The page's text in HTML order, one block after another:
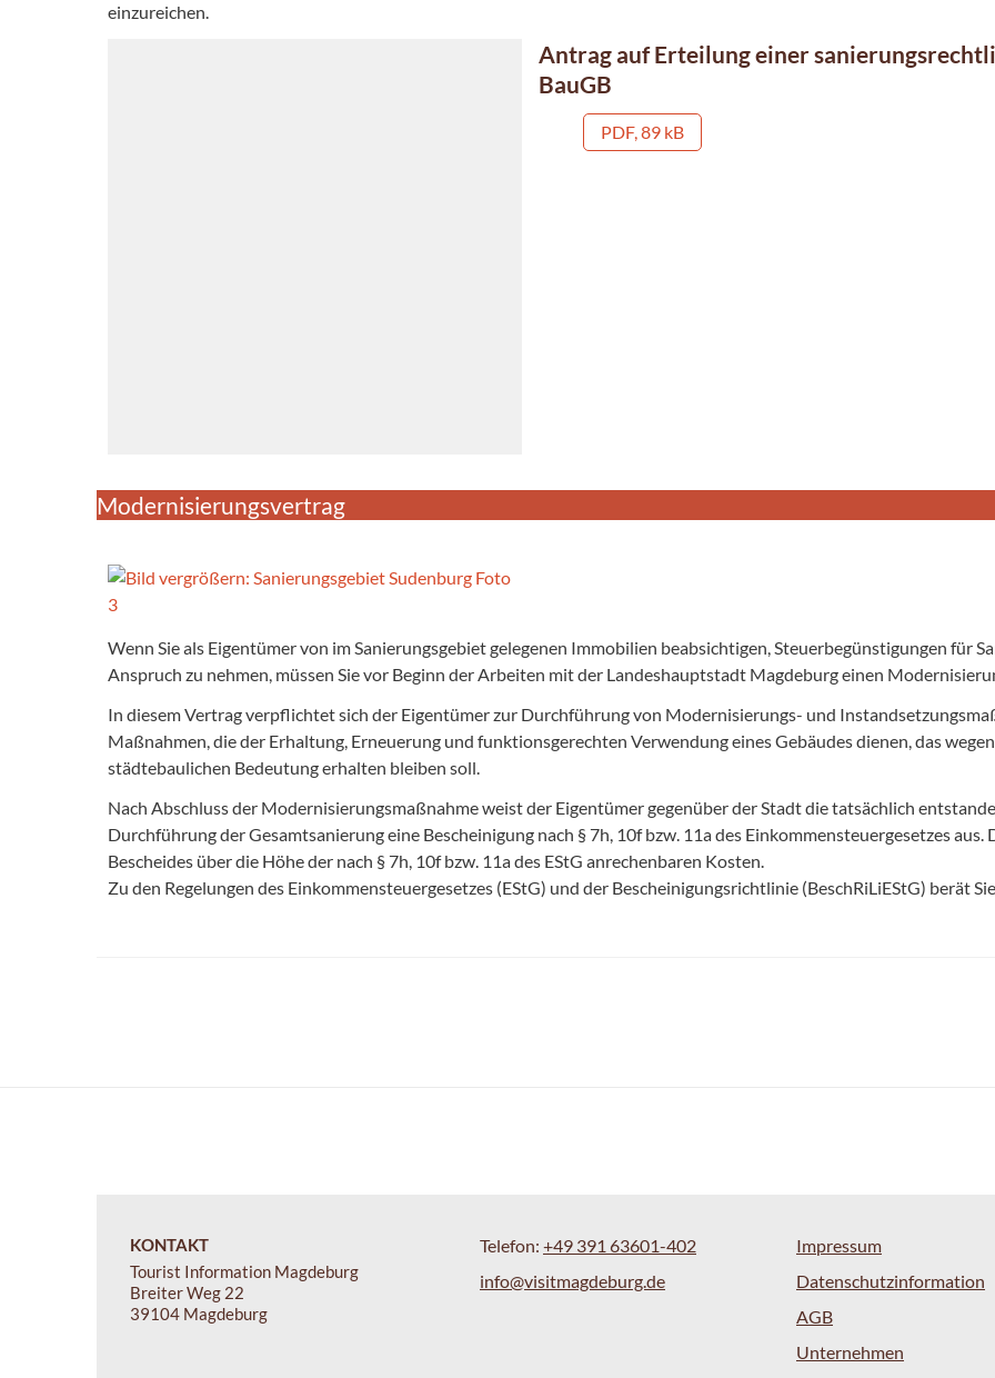
einzureichen.
Antrag auf Erteilung einer
BauGB
PDF, 89 kB
Modernisierungsvertrag
Wenn Sie als Eigentümer von im Sanierungsgebiet gelegenen Immobilien beabsichtigen, Steuerbegünstigungen für
Anspruch zu nehmen, müssen Sie vor Beginn der Arbeiten mit der Landeshauptstadt Magdeburg einen
In diesem Vertrag verpflichtet sich der Eigentümer zur Durchführung von Modernisierungs- und
Maßnahmen, die der Erhaltung, Erneuerung und funktionsgerechten Verwendung eines Gebäudes dienen, das
städtebaulichen Bedeutung erhalten bleiben soll.
Nach Abschluss der Modernisierungsmaßnahme weist der Eigentümer gegenüber der Stadt die tatsächlich
Durchführung der Gesamtsanierung eine Bescheinigung nach § 7h, 10f bzw. 11a des Einkommensteuergesetzes
Bescheides über die Höhe der nach § 7h, 10f bzw. 11a des EStG anrechenbaren Kosten.
Zu den Regelungen des Einkommensteuergesetzes (EStG) und der Bescheinigungsrichtlinie (BeschRiLiEStG) berät
KONTAKT
Tourist Information Magdeburg
Breiter Weg 22
39104 Magdeburg
Telefon: +49 391 63601-402
info@visitmagdeburg.de
Impressum
Datenschutzinformation
AGB
Unternehmen